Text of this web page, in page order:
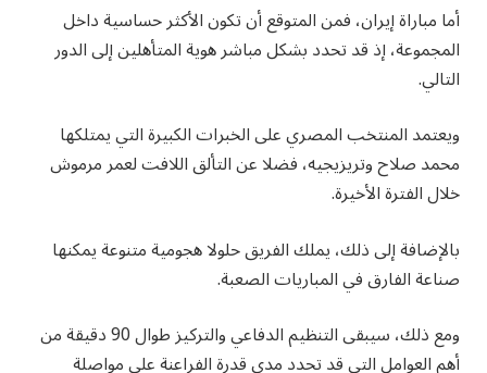
أما مباراة إيران، فمن المتوقع أن تكون الأكثر حساسية داخل
المجموعة، إذ قد تحدد بشكل مباشر هوية المتأهلين إلى الدور
التالي.
ويعتمد المنتخب المصري على الخبرات الكبيرة التي يمتلكها
محمد صلاح وتريزيجيه، فضلا عن التألق اللافت لعمر مرموش
خلال الفترة الأخيرة.
بالإضافة إلى ذلك، يملك الفريق حلولا هجومية متنوعة يمكنها
صناعة الفارق في المباريات الصعبة.
ومع ذلك، سيبقى التنظيم الدفاعي والتركيز طوال 90 دقيقة من
أهم العوامل التي قد تحدد مدى قدرة الفراعنة على مواصلة